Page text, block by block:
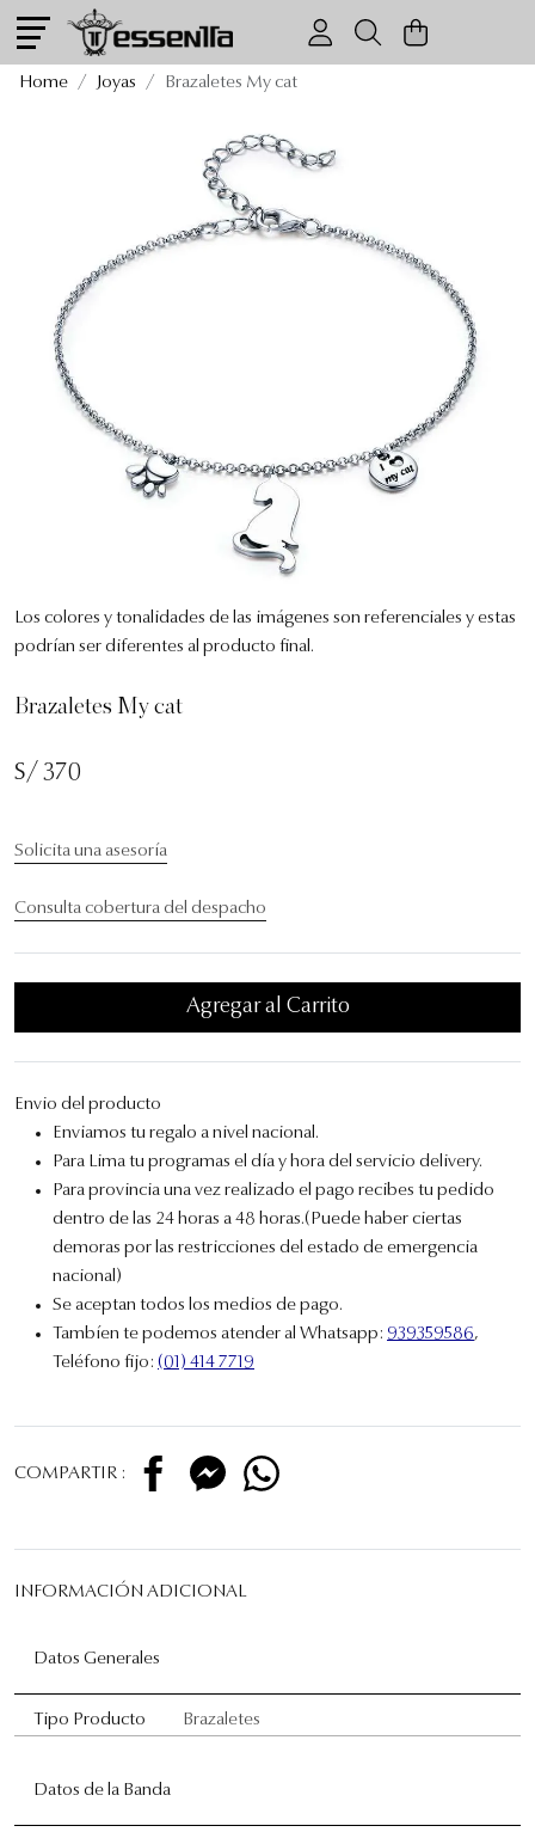
Brazaletes My cat
Home Joyas Brazaletes My cat
Los colores y tonalidades de las imágenes son referenciales y estas
podrían ser diferentes al producto final.
Brazaletes My cat
S/ 370
Solicita una asesoría
Consulta cobertura del despacho
Agregar al Carrito
Envio del producto
Enviamos tu regalo a nivel nacional.
Para Lima tu programas el día y hora del servicio delivery.
Para provincia una vez realizado el pago recibes tu pedido
dentro de las 24 horas a 48 horas.(Puede haber ciertas
demoras por las restricciones del estado de emergencia
nacional)
Se aceptan todos los medios de pago.
Tambíen te podemos atender al Whatsapp: 939359586,
Teléfono fijo: (01) 414 7719
COMPARTIR :
INFORMACIÓN ADICIONAL
Datos Generales
Tipo Producto Brazaletes
Datos de la Banda